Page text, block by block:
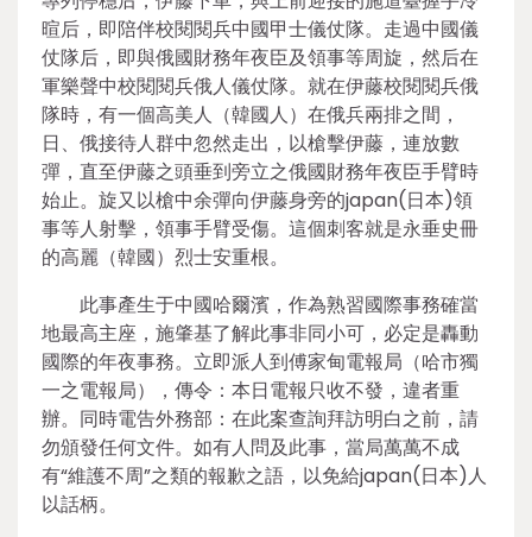
暄后，即陪伴校閱閱兵中國甲士儀仗隊。走過中國儀
仗隊后，即與俄國財務年夜臣及領事等周旋，然后在
軍樂聲中校閱閱兵俄人儀仗隊。就在伊藤校閱閱兵俄
隊時，有一個高美人（韓國人）在俄兵兩排之間，
日、俄接待人群中忽然走出，以槍擊伊藤，連放數
彈，直至伊藤之頭垂到旁立之俄國財務年夜臣手臂時
始止。旋又以槍中余彈向伊藤身旁的japan(日本)領
事等人射擊，領事手臂受傷。這個刺客就是永垂史冊
的高麗（韓國）烈士安重根。
此事產生于中國哈爾濱，作為熟習國際事務確當
地最高主座，施肇基了解此事非同小可，必定是轟動
國際的年夜事務。立即派人到傅家甸電報局（哈市獨
一之電報局），傳令：本日電報只收不發，違者重
辦。同時電告外務部：在此案查詢拜訪明白之前，請
勿頒發任何文件。如有人問及此事，當局萬萬不成
有“維護不周”之類的報歉之語，以免給japan(日本)人
以話柄。